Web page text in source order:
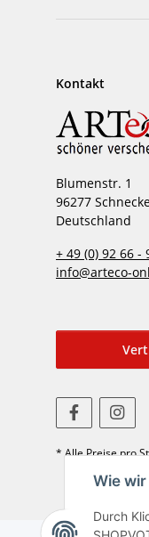
Wie
Durch
Kontakt
Blumenstr. 1
96277
Deutschland
+ 49 (0) 92 66 -
info@arteco-
* Alle Preise pro